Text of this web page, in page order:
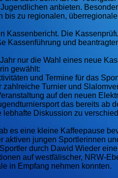
anbieten.
zu regionalen,
Kassenbericht. Die
Kassenführung und
nur die Wahl eines neue
gewählt:
und Termine für das
Turnier und
auf den neuen
das bereits ab
Diskussion zu
es eine kleine Kaffeepause
aktiven jungen Sportlerinnen
er durch Dawid Wieder
auf westfälischer, NRW-
in Empfang nehmen konnten.